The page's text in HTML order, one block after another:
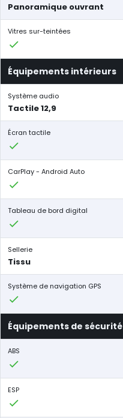
Panoramique ouvrant
Vitres sur-teintées
Équipements intérieurs
Système audio
Tactile 12,9
Écran tactile
CarPlay - Android Auto
Tableau de bord digital
Sellerie
Tissu
Système de navigation GPS
Équipements de sécurité
ABS
ESP